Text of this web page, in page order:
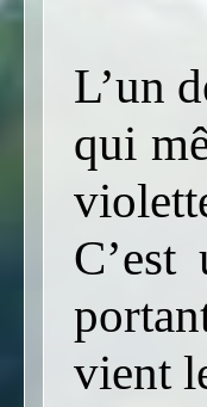
L’un
qui
vient